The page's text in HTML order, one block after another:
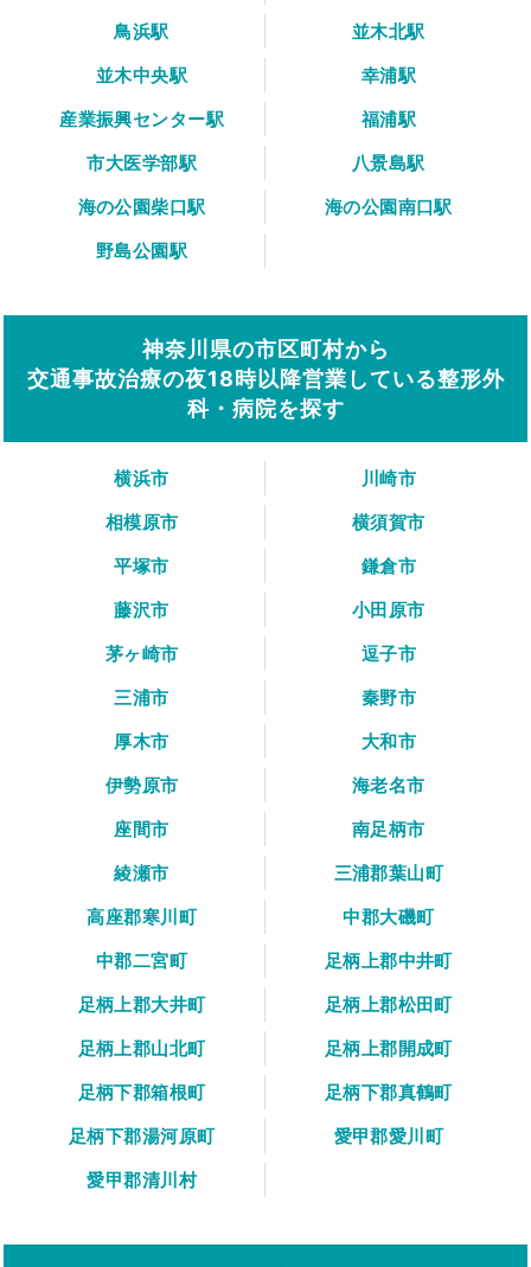
鳥浜駅
並木北駅
並木中央駅
幸浦駅
産業振興センター駅
福浦駅
市大医学部駅
八景島駅
海の公園柴口駅
海の公園南口駅
野島公園駅
神奈川県の市区町村から
交通事故治療の夜18時以降営業している整形外
科・病院を探す
横浜市
川崎市
相模原市
横須賀市
平塚市
鎌倉市
藤沢市
小田原市
茅ヶ崎市
逗子市
三浦市
秦野市
厚木市
大和市
伊勢原市
海老名市
座間市
南足柄市
綾瀬市
三浦郡葉山町
高座郡寒川町
中郡大磯町
中郡二宮町
足柄上郡中井町
足柄上郡大井町
足柄上郡松田町
足柄上郡山北町
足柄上郡開成町
足柄下郡箱根町
足柄下郡真鶴町
足柄下郡湯河原町
愛甲郡愛川町
愛甲郡清川村